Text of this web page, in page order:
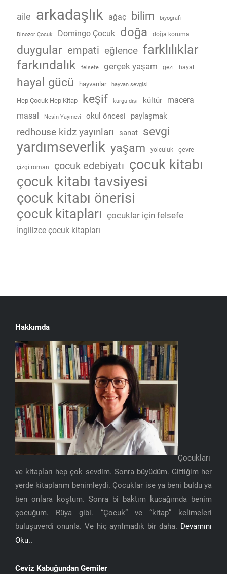
aile arkadaşlık ağaç bilim biyografi
Dinozor Çocuk Domingo Çocuk doğa doğa koruma
duygular empati eğlence farklılıklar
farkındalık
felsefe gerçek yaşam gezi hayal
hayal gücü hayvanlar hayvan sevgisi
Hep Çocuk Hep Kitap keşif kurgu dışı kültür
macera
masal
Nesin Yayınevi okul öncesi paylaşmak
redhouse kidz yayınları sanat sevgi
yardımseverlik yaşam yolculuk çevre
çizgi roman çocuk edebiyatı çocuk kitabı
çocuk kitabı tavsiyesi
çocuk kitabı önerisi
çocuk kitapları çocuklar için felsefe
İngilizce çocuk kitapları
Hakkımda
Çocukları
ve kitapları hep çok sevdim. Sonra büyüdüm. Gittiğim her
yerde kitaplarım benimleydi. Çocuklar ise ya beni buldu ya
ben onlara koştum. Sonra bi baktım kucağımda benim
çocuğum. Rüya gibi. “Çocuk” ve “kitap” kelimeleri
buluşuverdi onunla. Ve hiç ayrılmadık bir daha. Devamını
Oku..
Ceviz Kabuğundan Gemiler